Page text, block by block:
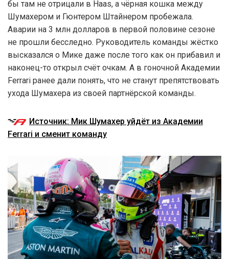
бы там не отрицали в Haas, а чёрная кошка между
Шумахером и Гюнтером Штайнером пробежала.
Аварии на 3 млн долларов в первой половине сезоне
не прошли бесследно. Руководитель команды жёстко
высказался о Мике даже после того как он прибавил и
наконец-то открыл счёт очкам. А в гоночной Академии
Ferrari ранее дали понять, что не станут препятствовать
ухода Шумахера из своей партнёрской команды.
Источник: Мик Шумахер уйдёт из Академии
Ferrari и сменит команду